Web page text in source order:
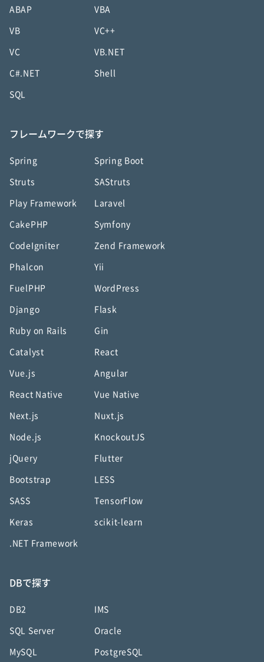
ABAP VBA
VB VC++
VC VB.NET
C#.NET Shell
SQL
フレームワークで探す
Spring Spring Boot
Struts SAStruts
Play Framework Laravel
CakePHP Symfony
CodeIgniter Zend Framework
Phalcon Yii
FuelPHP WordPress
Django Flask
Ruby on Rails Gin
Catalyst React
Vue.js Angular
React Native Vue Native
Next.js Nuxt.js
Node.js KnockoutJS
jQuery Flutter
Bootstrap LESS
SASS TensorFlow
Keras scikit-learn
.NET Framework
DBで探す
DB2 IMS
SQL Server Oracle
MySQL PostgreSQL